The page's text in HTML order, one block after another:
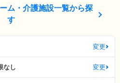
ム・介護施設一覧から探
す
変更
なし 変更